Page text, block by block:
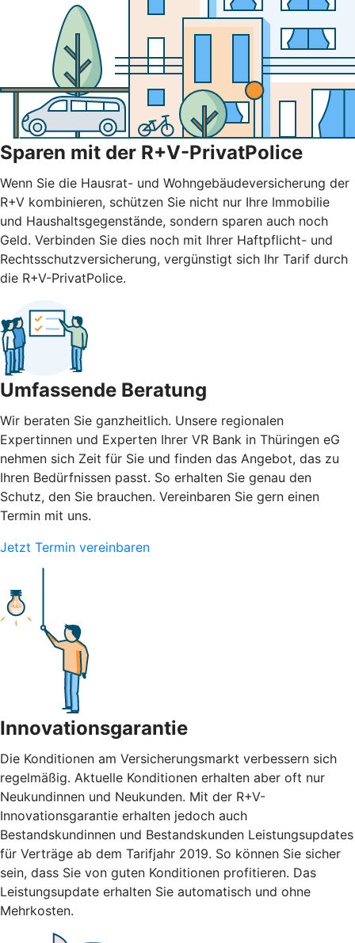
Sparen mit der R+V-PrivatPolice
Wenn Sie die Hausrat- und Wohngebäudeversicherung der
R+V kombinieren, schützen Sie nicht nur Ihre Immobilie
und Haushaltsgegenstände, sondern sparen auch noch
Geld. Verbinden Sie dies noch mit Ihrer Haftpflicht- und
Rechtsschutzversicherung, vergünstigt sich Ihr Tarif durch
die R+V-PrivatPolice.
Umfassende Beratung
Wir beraten Sie ganzheitlich. Unsere regionalen
Expertinnen und Experten Ihrer VR Bank in Thüringen eG
nehmen sich Zeit für Sie und finden das Angebot, das zu
Ihren Bedürfnissen passt. So erhalten Sie genau den
Schutz, den Sie brauchen. Vereinbaren Sie gern einen
Termin mit uns.
Jetzt Termin vereinbaren
Innovationsgarantie
Die Konditionen am Versicherungsmarkt verbessern sich
regelmäßig. Aktuelle Konditionen erhalten aber oft nur
Neukundinnen und Neukunden. Mit der R+V-
Innovationsgarantie erhalten jedoch auch
Bestandskundinnen und Bestandskunden Leistungsupdates
für Verträge ab dem Tarifjahr 2019. So können Sie sicher
sein, dass Sie von guten Konditionen profitieren. Das
Leistungsupdate erhalten Sie automatisch und ohne
Mehrkosten.